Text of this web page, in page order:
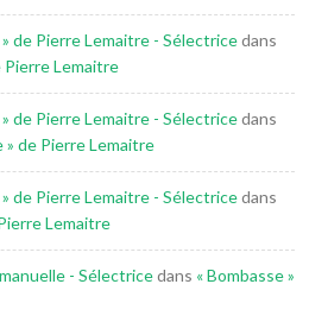
de Pierre Lemaitre - Sélectricedans
Pierre Lemaitre
de Pierre Lemaitre - Sélectricedans
» de Pierre Lemaitre
de Pierre Lemaitre - Sélectricedans
Lemaitre
- Sélectricedans « Bombasse »